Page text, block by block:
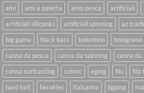
ami ami a paletta amo pesca artificiali
artificiali siliconici
artificiali spinning az
big game
black bass bolentino bolognese
canna da pesca
canna da spinning
canna
canna surfcasting
colmic eging filo filo
hard bait
herakles italcanna jigging